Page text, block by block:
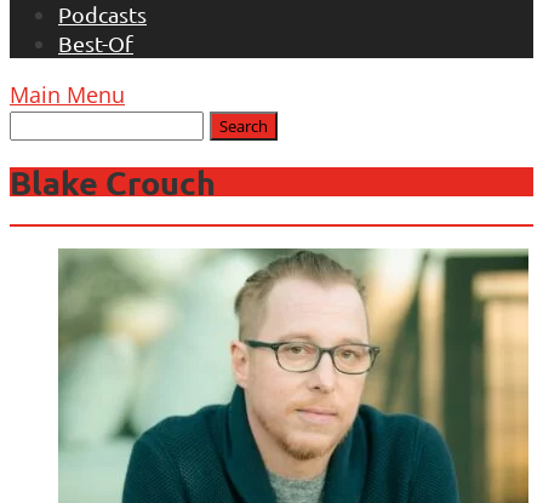
Podcasts
Best-Of
Main Menu
Blake Crouch